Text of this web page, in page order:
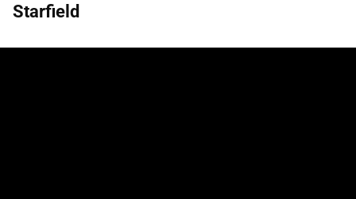
Starfield